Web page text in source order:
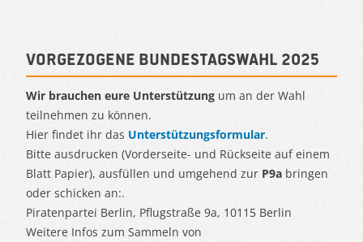
Vorgezogene Bundestagswahl 2025
Wir brauchen eure Unterstützung um an der Wahl
teilnehmen zu können.
Hier findet ihr das Unterstützungsformular.
Bitte ausdrucken (Vorderseite- und Rückseite auf einem
Blatt Papier), ausfüllen und umgehend zur P9a bringen
oder schicken an:.
Piratenpartei Berlin, Pflugstraße 9a, 10115 Berlin
Weitere Infos zum Sammeln von